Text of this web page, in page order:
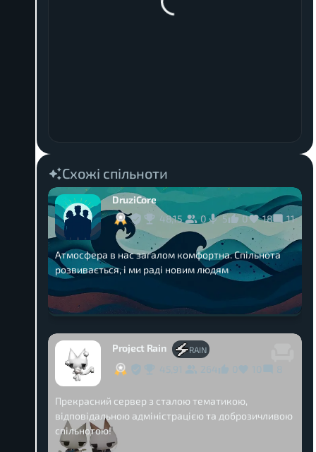
Схожі спільноти
DruziCore
48,15
0 5 0 18 11
Атмосфера в нас загалом комфортна. Спільнота
розвивається, і ми раді новим людям
Project Rain RAIN
Прекрасний сервер з сталою тематикою,
відповідальною адміністрацією та доброзичливою
спільнотою!